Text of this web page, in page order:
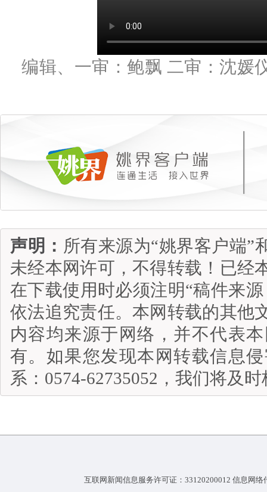
编辑、一审：鲍飘 二审：沈媛
声明： 所有来源为“姚界客户端”
未经本网许可，不得转载！已经
在下载使用时必须注明“稿件来
依法追究责任。本网转载的其他
内容均来源于网络，并不代表
有。如果您发现本网转载信息
系：0574-62735052，我们将及
互联网新闻信息服务许可证：33120200012 信息网